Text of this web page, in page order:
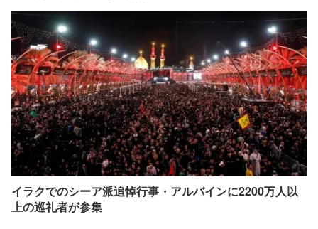
イラクでのシーア派追悼行事・アルバインに2200万人以
上の巡礼者が参集